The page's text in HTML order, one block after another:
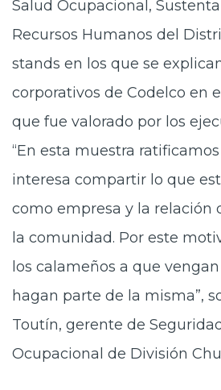
Salud Ocupacional,
Recursos Humanos del
stands en los que se
corporativos de Codelco en
que fue valorado por los
“En esta muestra
interesa compartir lo que
como empresa y la relación
la comunidad. Por este
los calameños a que
hagan parte de la misma”,
Toutín, gerente de
Ocupacional de División